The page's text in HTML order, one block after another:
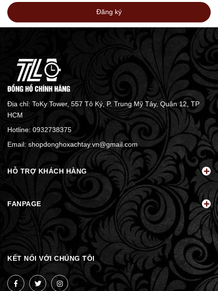
Đăng ký
Địa chỉ: ToKy Tower, 557 Tô Ký, P. Trung Mỹ Tây, Quận 12, TP
HCM
Hotline: 0932738375
Email: shopdonghoxachtay.vn@gmail.com
HỖ TRỢ KHÁCH HÀNG
FANPAGE
KẾT NỐI VỚI CHÚNG TÔI